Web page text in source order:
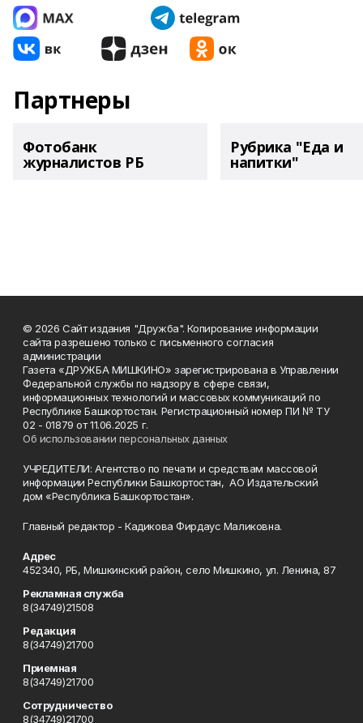
Партнеры
Фотобанк
журналистов РБ
Рубрика "Еда и
напитки"
© 2026 Сайт издания "Дружба". Копирование информации
сайта разрешено только с письменного согласия
администрации
Газета «ДРУЖБА МИШКИНО» зарегистрирована в Управлении
Федеральной службы по надзору в сфере связи,
информационных технологий и массовых коммуникаций по
Республике Башкортостан. Регистрационный номер ПИ № ТУ
02 - 01879 от 11.06.2025 г.
Об использовании персональных данных
УЧРЕДИТЕЛИ: Агентство по печати и средствам массовой
информации Республики Башкортостан, АО Издательский
дом «Республика Башкортостан».
Главный редактор - Кадикова Фирдаус Маликовна.
Адрес
452340, РБ, Мишкинский район, село Мишкино, ул. Ленина, 87
Рекламная служба
8(34749)21508
Редакция
8(34749)21700
Приемная
8(34749)21700
Сотрудничество
8(34749)21700